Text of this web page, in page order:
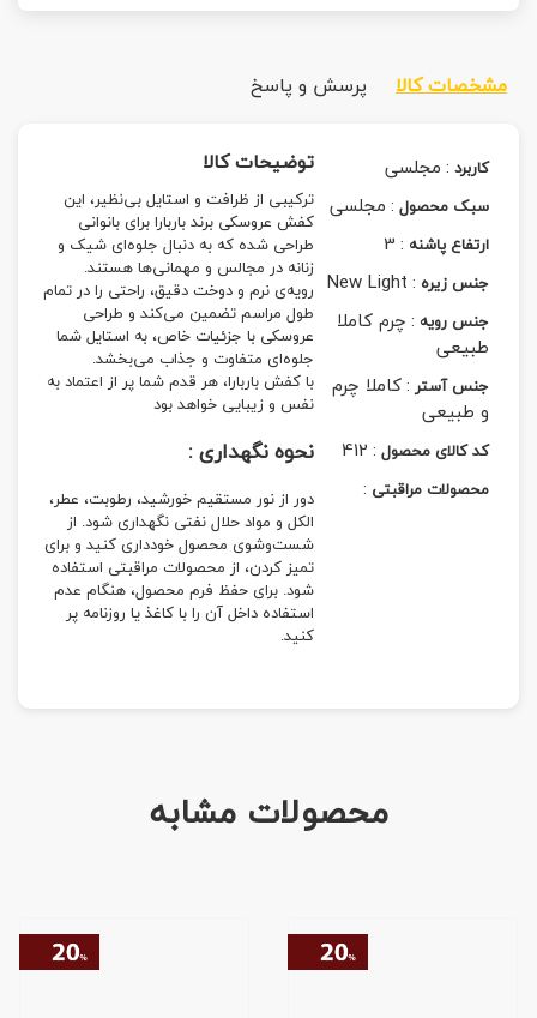
مشخصات کالا پرسش و پاسخ
کاربرد :مجلسی
سبک محصول :مجلسی
ارتفاع پاشنه :
3
جنس زیره :
New Light
جنس رویه :چرم کاملا
طبیعی
جنس آستر :کاملا چرم
و طبیعی
کد کالای محصول :
412
محصولات مراقبتی :
توضیحات کالا
ترکیبی از ظرافت و استایل بی‌نظیر، این
کفش عروسکی برند باربارا برای بانوانی
طراحی شده که به دنبال جلوه‌ای شیک و
زنانه در مجالس و مهمانی‌ها هستند.
رویه‌ی نرم و دوخت دقیق، راحتی را در تمام
طول مراسم تضمین می‌کند و طراحی
عروسکی با جزئیات خاص، به استایل شما
جلوه‌ای متفاوت و جذاب می‌بخشد.
با کفش باربارا، هر قدم شما پر از اعتماد به
نفس و زیبایی خواهد بود
نحوه نگهداری :
دور از نور مستقیم خورشید، رطوبت، عطر،
الکل و مواد حلال نفتی نگهداری شود. از
شست‌وشوی محصول خودداری کنید و برای
تمیز کردن، از محصولات مراقبتی استفاده
شود. برای حفظ فرم محصول، هنگام عدم
استفاده داخل آن را با کاغذ یا روزنامه پر
کنید.
محصولات مشابه